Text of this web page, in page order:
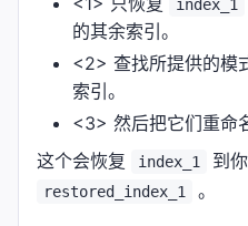
index_1
的其余索引。
<2> 查找所提供的模
索引。
<3> 然后把它们重命
这个会恢复
index_1 到
restored_index_1 。